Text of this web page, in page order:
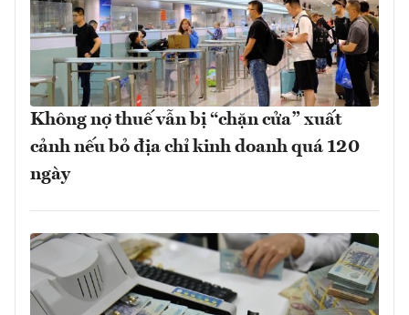
Không nợ thuế vẫn bị “chặn cửa” xuất
cảnh nếu bỏ địa chỉ kinh doanh quá 120
ngày